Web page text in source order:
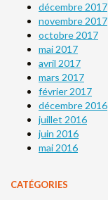
décembre 2017
novembre 2017
octobre 2017
mai 2017
avril 2017
mars 2017
février 2017
décembre 2016
juillet 2016
juin 2016
mai 2016
CATÉGORIES